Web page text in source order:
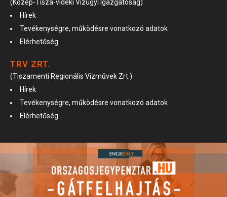
(Közép-Tisza-vidéki Vízügyi Igazgatóság)
Hírek
Tevékenységre, működésre vonatkozó adatok
Elérhetőség
TRV ZRT.
(Tiszamenti Regionális Vízművek Zrt.)
Hírek
Tevékenységre, működésre vonatkozó adatok
Elérhetőség